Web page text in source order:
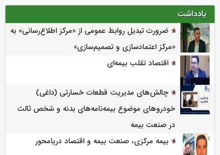
یادداشت
ضرورت تبدیل روابط عمومی از «مرکز اطلاع‌رسانی» به
«مرکز اعتمادسازی و تصمیم‌سازی»
اقتصاد تقلب بیمه‌ای
چالش‌های مدیریت قطعات خسارتی (داغی)
خودروهای موضوع بیمه‌نامه‌های بدنه و شخص ثالث
در صنعت بیمه
بیمه مرکزی، صنعت بیمه و اقتصاد دریامحور